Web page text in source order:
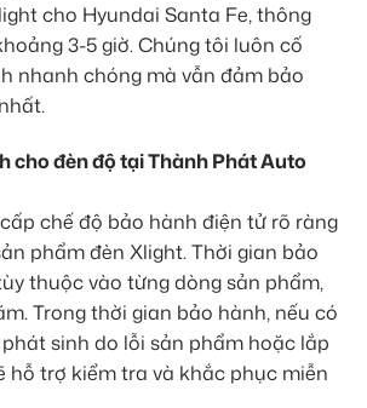
cho Hyundai Santa Fe, thông
3-5 giờ. Chúng tôi luôn cố
nhanh chóng mà vẫn đảm bảo
cho đèn độ tại Thành Phát Auto
chế độ bảo hành điện tử rõ ràng
phẩm đèn Xlight. Thời gian bảo
thuộc vào từng dòng sản phẩm,
Trong thời gian bảo hành, nếu có
sinh do lỗi sản phẩm hoặc lắp
hỗ trợ kiểm tra và khắc phục miễn